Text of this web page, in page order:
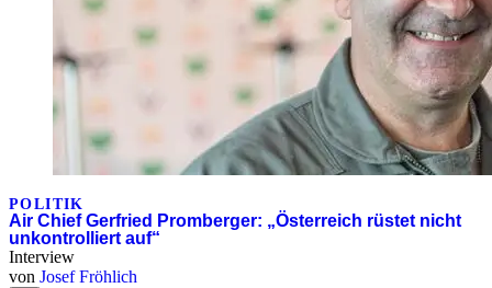
POLITIK
Air Chief Gerfried Promberger: „Österreich rüstet nicht
unkontrolliert auf“
Interview
von Josef Fröhlich